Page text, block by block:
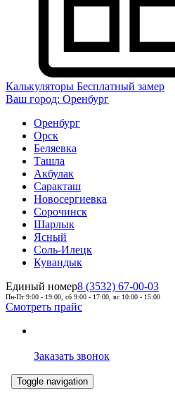
Калькуляторы Бесплатный замер
Ваш город: Оренбург
Оренбург
Орск
Беляевка
Ташла
Акбулак
Саракташ
Новосергиевка
Сорочинск
Шарлык
Ясный
Соль-Илецк
Кувандык
Единый номер8 (3532) 67-00-03
Пн-Пт 9:00 - 19:00, сб 9:00 - 17:00, вс 10:00 - 15:00
Смотреть прайс
Заказать звонок
Toggle navigation